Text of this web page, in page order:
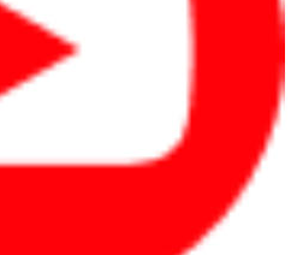
dùng:
hay doanh nghiệp mua
Office, kế toán, CRM,
video hoặc kỹ thuật.
sách:chia theo từng máy
từ đầu giúp người mua